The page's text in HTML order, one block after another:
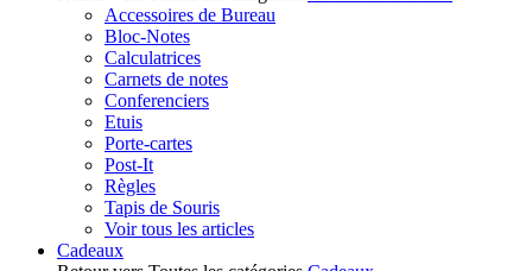
Accessoires de Bureau
Bloc-Notes
Calculatrices
Carnets de notes
Conferenciers
Etuis
Porte-cartes
Post-It
Règles
Tapis de Souris
Voir tous les articles
Cadeaux